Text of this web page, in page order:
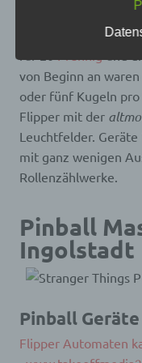
wodurch die Geräte
Deutschland bekam
von Beginn an
oder fünf Kugeln
Flipper mit der
Leuchtfelder.
mit ganz wenigen
Rollenzählwerke.
Pinball
Ingolstadt
Pinball
Flipper Automaten
frei,
alternativen
uns zu
Die
Begrifflichkeiten,
Richtlinien- und
der Datenschutz-
verwendet
soll sowohl für die
gewährleisten,
Begrifflichkeiten
Wir verwenden in
unter anderem
a)